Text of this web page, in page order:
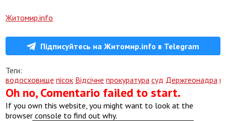
Житомир.info
Підписуйтесь на Житомир.info в Telegram
Теги:
водосховище пісок Відсічне прокуратура суд Держгеонадра
Oh no, Comentario failed to start.
If you own this website, you might want to look at the
browser console to find out why.